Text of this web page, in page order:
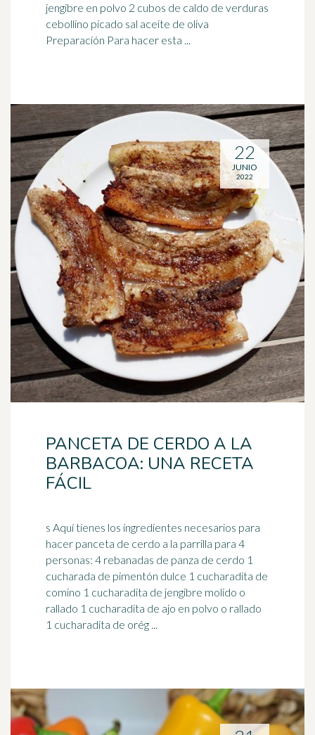
jengibre en polvo 2 cubos de caldo de verduras
cebollino picado sal aceite de oliva
Preparación Para hacer esta ...
PANCETA DE CERDO A LA
BARBACOA: UNA RECETA
FÁCIL
s Aquí tienes los ingredientes necesarios para
hacer panceta de cerdo a la parrilla para 4
personas: 4 rebanadas de panza de cerdo 1
cucharada de pimentón dulce 1 cucharadita de
comino 1 cucharadita de jengibre molido o
rallado 1 cucharadita de ajo en polvo o rallado
1 cucharadita de orég ...
22
JUNIO
2022